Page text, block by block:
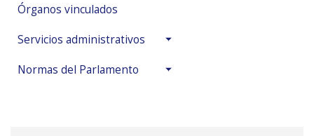
Órganos vinculados
Servicios administrativos
Normas del Parlamento